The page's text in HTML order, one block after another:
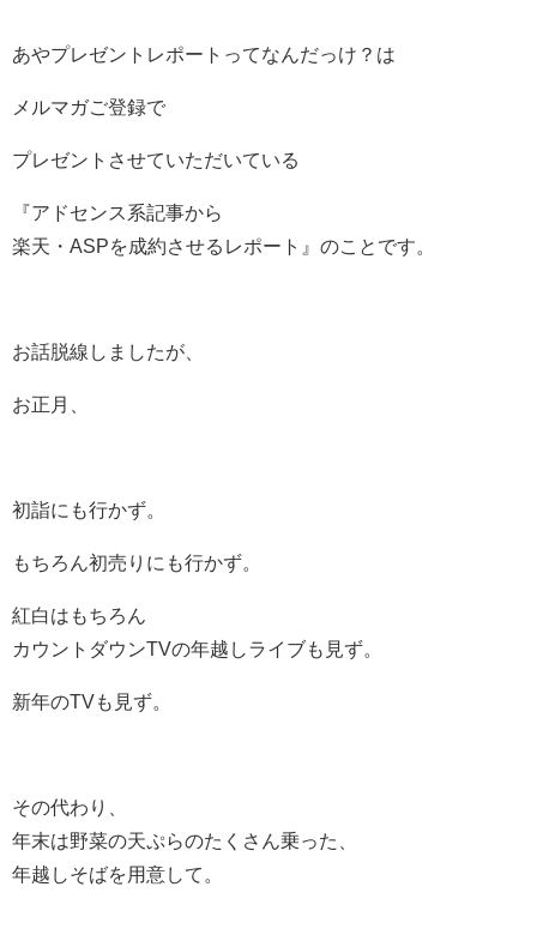
あやプレゼントレポートってなんだっけ？は
メルマガご登録で
プレゼントさせていただいている
『アドセンス系記事から
楽天・ASPを成約させるレポート』のことです。
お話脱線しましたが、
お正月、
初詣にも行かず。
もちろん初売りにも行かず。
紅白はもちろん
カウントダウンTVの年越しライブも見ず。
新年のTVも見ず。
その代わり、
年末は野菜の天ぷらのたくさん乗った、
年越しそばを用意して。